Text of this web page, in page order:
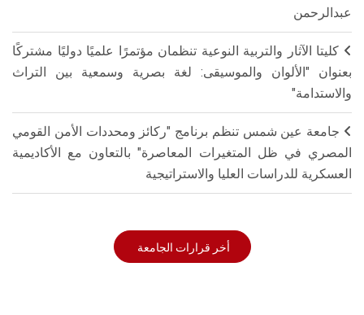
عبدالرحمن
كليتا الآثار والتربية النوعية تنظمان مؤتمرًا علميًا دوليًا مشتركًا
بعنوان "الألوان والموسيقى: لغة بصرية وسمعية بين التراث
والاستدامة"
جامعة عين شمس تنظم برنامج "ركائز ومحددات الأمن القومي
المصري في ظل المتغيرات المعاصرة" بالتعاون مع الأكاديمية
العسكرية للدراسات العليا والاستراتيجية
أخر قرارات الجامعة